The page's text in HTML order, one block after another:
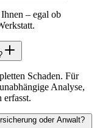
– egal ob
Schaden. Für
Analyse,
erfasst.
oder Anwalt?